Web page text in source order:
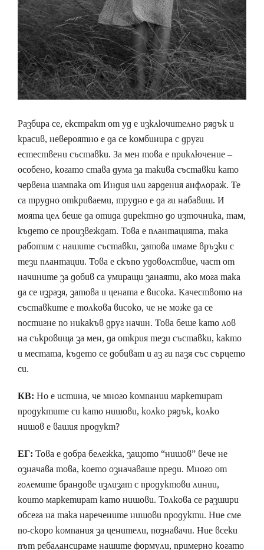
Разбира се, екстракт от уд е изключително рядък и
красив, невероятно е да се комбинира с други
естествени съставки. За мен това е приключение –
особено, когато става дума за такива съставки като
червена шампака от Индия или гардения анфлораж. Те
са трудно откриваеми, трудно е да ги набавиш. И
моята цел беше да отида директно до източника, там,
където се произвеждат. Това е плантацията, така
работим с нашите съставки, затова имаме връзки с
тези плантации. Това е скъпо удоволствие, част от
начините за добив са умиращи занаяти, ако мога така
да се изразя, затова и цената е висока. Качеството на
съставките е толкова високо, че не може да се
постигне по никакъв друг начин. Това беше като лов
на съкровища за мен, да открия тези съставки, както
и местата, където се добиват и аз ги пазя със сърцето
си.
КВ: Но е истина, че много компании маркетират
продуктите си като нишови, колко рядък, колко
нишов е вашия продукт?
ЕГ: Това е добра бележка, защото “нишов” вече не
означава това, което означаваше преди. Много от
големите брандове излизат с продуктови линии,
които маркетират като нишови. Толкова се разшири
обсега на така наречените нишови продукти. Ние сме
по-скоро компания за ценители, познавачи. Ние всеки
път ребалансираме нашите формули, примерно когато